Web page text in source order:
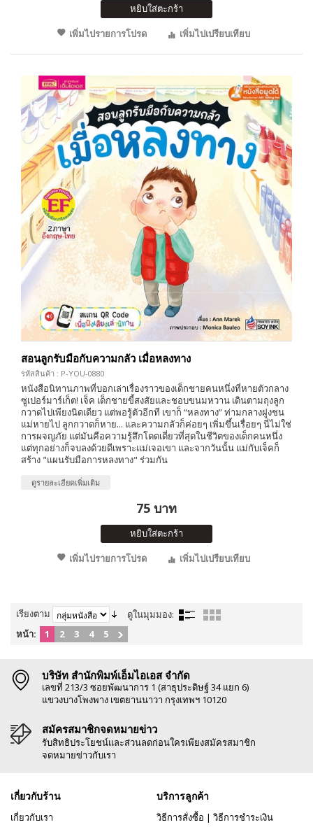
หยิบใส่ตะกร้า
เพิ่มไปรายการโปรด
เพิ่มไปเปรียบเทียบ
สอนลูกรับมือกับความกลัว เมื่อหลงทาง
รหัสสินค้า : P-YOU-0880
หนังสือนิทานภาพที่บอกเล่าเรื่องราวของเด็กชายคนหนึ่งที่หายตัวกลาง
ซูเปอร์มาร์เก็ต! เจ็ค เด็กชายขี้สงสัยและชอบขนมหวาน เดินตามถุงลูก
กวาดไปเพียงนิดเดียว แต่พอรู้ตัวอีกที เขาก็ “หลงทาง” ท่ามกลางฝูงชน
แม่หายไป ลูกกวาดก็หาย... และความกลัวก็ค่อยๆ เพิ่มขึ้นเรื่อยๆ นี่ไม่ใช่
การผจญภัย แต่มันคือความรู้สึกโดดเดี่ยวที่สุดในชีวิตของเด็กคนหนึ่ง
แต่ทุกอย่างก็จบลงด้วยดีเพราะแม่เจอเขา และจากวันนั้น แม่กับเจ็คก็
สร้าง "แผนรับมือการหลงทาง" ร่วมกัน
ดูรายละเอียดเพิ่มเติม
75 บาท
หยิบใส่ตะกร้า
เพิ่มไปรายการโปรด
เพิ่มไปเปรียบเทียบ
เรียงตาม
ดูในมุมมอง:
หน้า:
1 2 3 4 5
บริษัท สำนักพิมพ์เอ็มไอเอส จำกัด
เลขที่ 213/3 ซอยพัฒนาการ 1 (สาธุประดิษฐ์ 34 แยก 6)
แขวงบางโพงพาง เขตยานนาวา กรุงเทพฯ 10120
สมัครสมาชิกจดหมายข่าว
รับสิทธิประโยชน์และส่วนลดก่อนใครเพียงสมัครสมาชิก
จดหมายข่าวกับเรา
เกี่ยวกับร้าน
เกี่ยวกับเรา
บริการลูกค้า
วิธีการสั่งซื้อ | วิธีการชำระเงิน